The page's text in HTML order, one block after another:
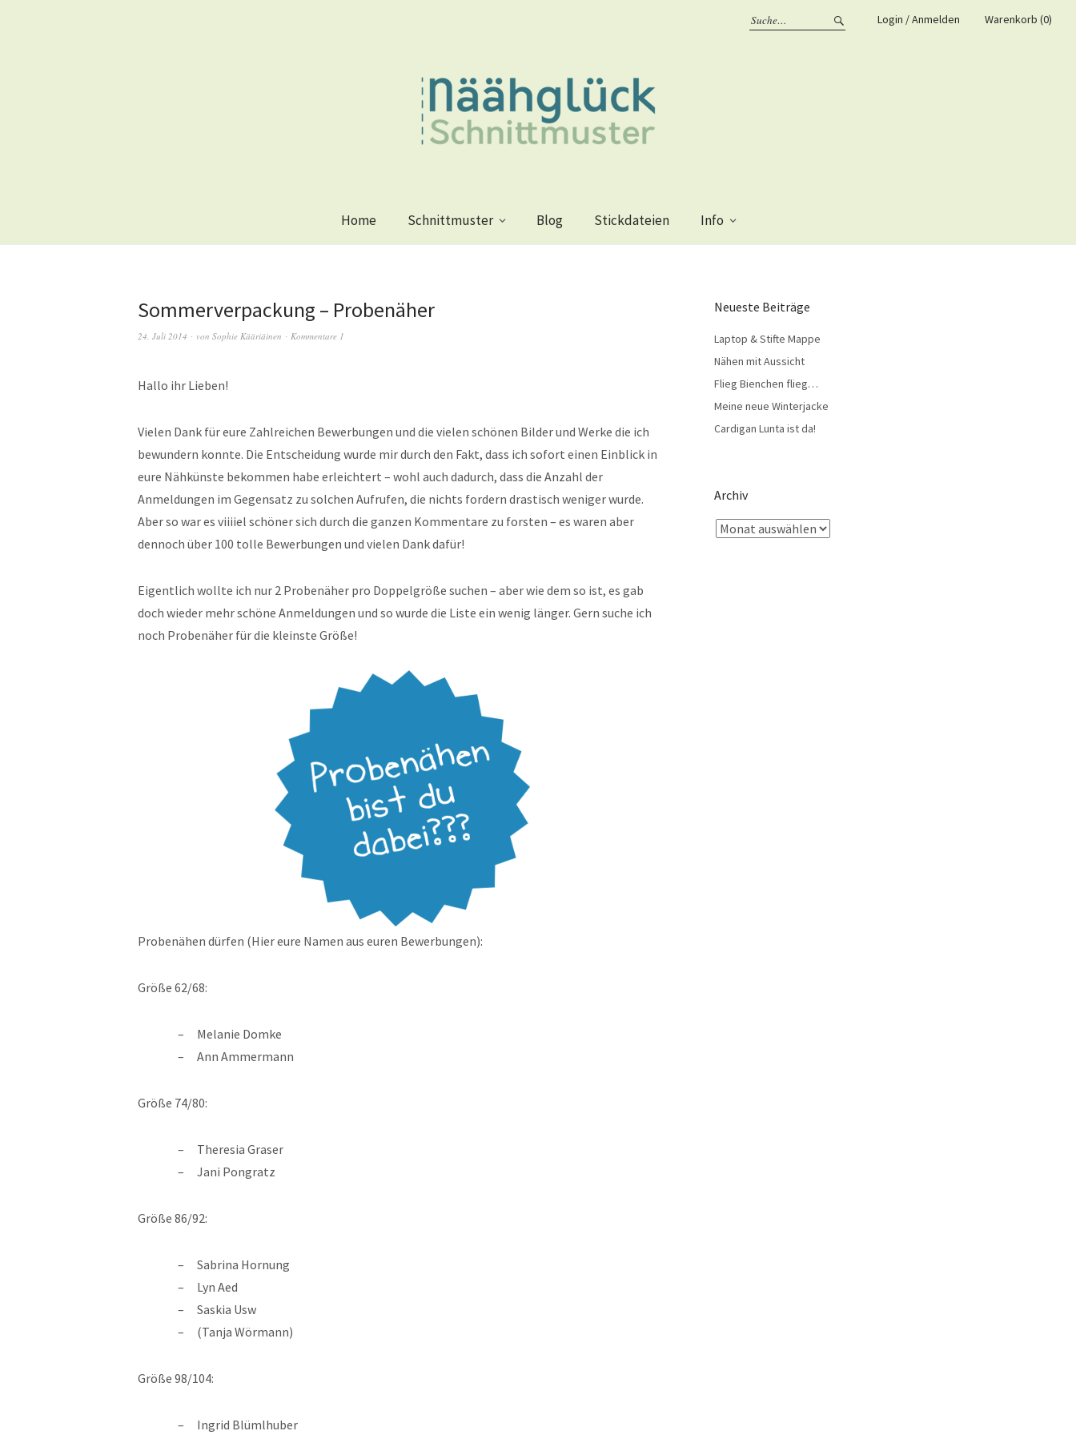
Login / Anmelden Warenkorb (0)
Home Schnittmuster Blog Stickdateien Info
Sommerverpackung – Probenäher
24. Juli 2014 von Sophie Kääriäinen Kommentare 1
Hallo ihr Lieben!
Vielen Dank für eure Zahlreichen Bewerbungen und die vielen schönen Bilder und Werke die ich
bewundern konnte. Die Entscheidung wurde mir durch den Fakt, dass ich sofort einen Einblick in
eure Nähkünste bekommen habe erleichtert – wohl auch dadurch, dass die Anzahl der
Anmeldungen im Gegensatz zu solchen Aufrufen, die nichts fordern drastisch weniger wurde.
Aber so war es viiiiel schöner sich durch die ganzen Kommentare zu forsten – es waren aber
dennoch über 100 tolle Bewerbungen und vielen Dank dafür!
Eigentlich wollte ich nur 2 Probenäher pro Doppelgröße suchen – aber wie dem so ist, es gab
doch wieder mehr schöne Anmeldungen und so wurde die Liste ein wenig länger. Gern suche ich
noch Probenäher für die kleinste Größe!
Probenähen dürfen (Hier eure Namen aus euren Bewerbungen):
Größe 62/68:
Melanie Domke
Ann Ammermann
Größe 74/80:
Theresia Graser
Jani Pongratz
Größe 86/92:
Sabrina Hornung
Lyn Aed
Saskia Usw
(Tanja Wörmann)
Größe 98/104:
Ingrid Blümlhuber
Neueste Beiträge
Laptop & Stifte Mappe
Nähen mit Aussicht
Flieg Bienchen flieg…
Meine neue Winterjacke
Cardigan Lunta ist da!
Archiv